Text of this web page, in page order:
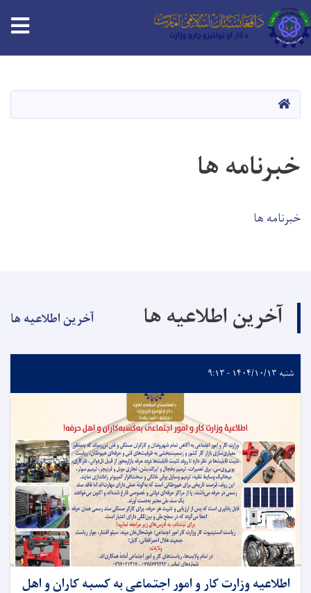
content
HOME
خبرنامه ها
خبرنامه ها
آخرین اطلاعیه ها آخرین اطلاعیه ها
شنبه ۱۴۰۴/۱۰/۱۳ - ۹:۱۳
اطلاعیه وزارت کار و امور اجتماعی به کسبه کاران و اهل